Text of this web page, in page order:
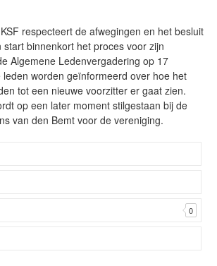
respecteert de afwegingen en het besluit
binnenkort het proces voor zijn
Algemene Ledenvergadering op 17
leden worden geïnformeerd over hoe het
tot een nieuwe voorzitter er gaat zien.
op een later moment stilgestaan bij de
van den Bemt voor de vereniging.
0